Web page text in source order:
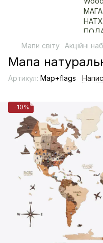
Мапи світу Акційні
Мапа
Артикул: Map+flags
−10%